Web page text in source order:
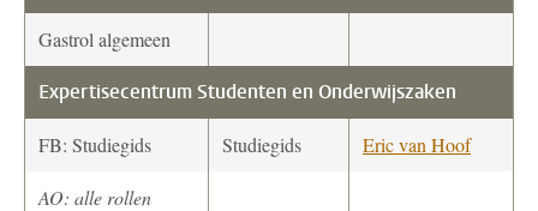
Gastrol algemeen
Expertisecentrum Studenten en Onderwijszaken
FB: Studiegids Studiegids Eric van Hoof
AO: alle rollen